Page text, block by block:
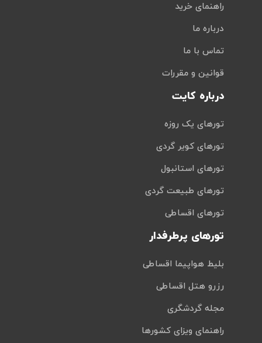
راهنمای خرید
درباره ما
تماس با ما
قوانین و مقررات
درباره کایت
تورهای یک روزه
تورهای کویر گردی
تورهای استانبول
تورهای طبیعت گردی
تورهای اقساطی
تورهای پرطرفدار
بلیط هواپیما اقساطی
رزرو هتل اقساطی
مجله گردشگری
راهنمای ویزای کشورها